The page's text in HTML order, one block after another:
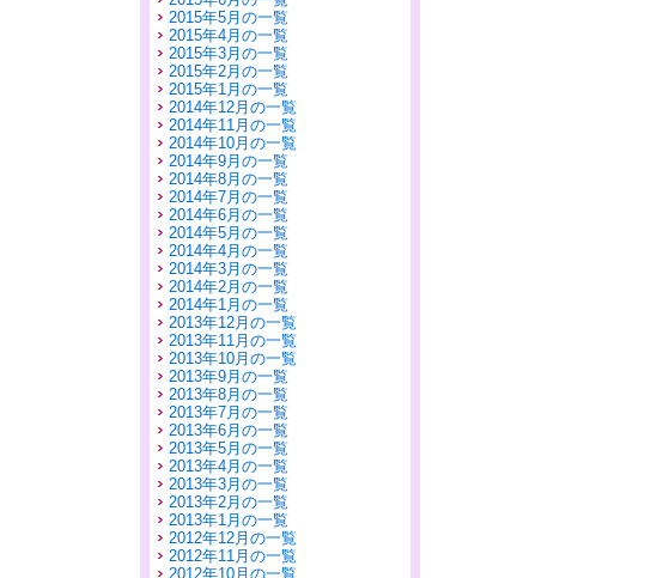
2015年5月の一覧
2015年4月の一覧
2015年3月の一覧
2015年2月の一覧
2015年1月の一覧
2014年12月の一覧
2014年11月の一覧
2014年10月の一覧
2014年9月の一覧
2014年8月の一覧
2014年7月の一覧
2014年6月の一覧
2014年5月の一覧
2014年4月の一覧
2014年3月の一覧
2014年2月の一覧
2014年1月の一覧
2013年12月の一覧
2013年11月の一覧
2013年10月の一覧
2013年9月の一覧
2013年8月の一覧
2013年7月の一覧
2013年6月の一覧
2013年5月の一覧
2013年4月の一覧
2013年3月の一覧
2013年2月の一覧
2013年1月の一覧
2012年12月の一覧
2012年11月の一覧
2012年10月の一覧